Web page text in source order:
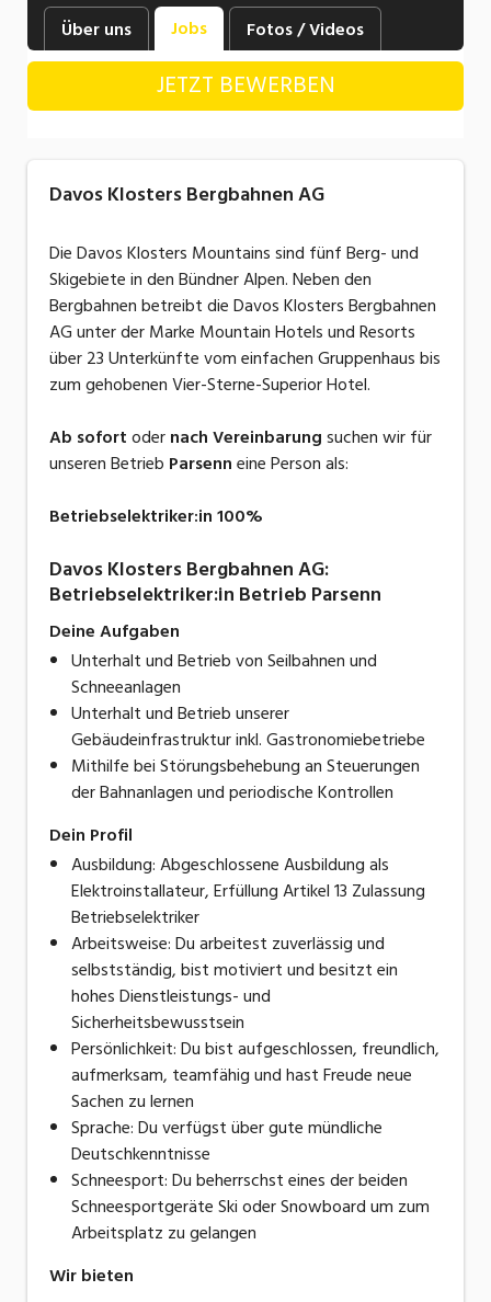
Industrie, Maschinenbau, Anlagenbau,
Produktion
Informatik, Telekommunikation
Mechanik, Elektronik, Optik, Textil (Fertigung)
Medizin, Gesundheitswesen, Pflege
Sicherheit, Rettung, Polizei, Zoll
Verkauf, Handel, Kundenberatung,
Aussendienst
Über uns Jobs Fotos / Videos
JETZT BEWERBEN
Davos Klosters Bergbahnen AG
Die Davos Klosters Mountains sind fünf Berg- und
Skigebiete in den Bündner Alpen. Neben den
Bergbahnen betreibt die Davos Klosters Bergbahnen
AG unter der Marke Mountain Hotels und Resorts
über 23 Unterkünfte vom einfachen Gruppenhaus bis
zum gehobenen Vier-Sterne-Superior Hotel.
Ab sofortodernach Vereinbarungsuchen wir für
unseren Betrieb Parsenneine Person als:
Betriebselektriker:in 100%
Davos Klosters Bergbahnen AG:
Betriebselektriker:in Betrieb Parsenn
Deine Aufgaben
Unterhalt und Betrieb von Seilbahnen und
Schneeanlagen
Unterhalt und Betrieb unserer
Gebäudeinfrastruktur inkl. Gastronomiebetriebe
Mithilfe bei Störungsbehebung an Steuerungen
der Bahnanlagen und periodische Kontrollen
Dein Profil
Ausbildung: Abgeschlossene Ausbildung als
Elektroinstallateur, Erfüllung Artikel 13 Zulassung
Betriebselektriker
Arbeitsweise: Du arbeitest zuverlässig und
selbstständig, bist motiviert und besitzt ein
hohes Dienstleistungs- und
Sicherheitsbewusstsein
Persönlichkeit: Du bist aufgeschlossen, freundlich,
aufmerksam, teamfähig und hast Freude neue
Sachen zu lernen
Sprache: Du verfügst über gute mündliche
Deutschkenntnisse
Schneesport: Du beherrschst eines der beiden
Schneesportgeräte Ski oder Snowboard um zum
Arbeitsplatz zu gelangen
Wir bieten